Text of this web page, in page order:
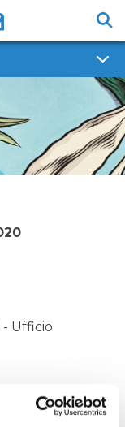
- Ufficio